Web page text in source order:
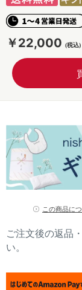
￥22,000
この商品に
ご注文後の返品
い。